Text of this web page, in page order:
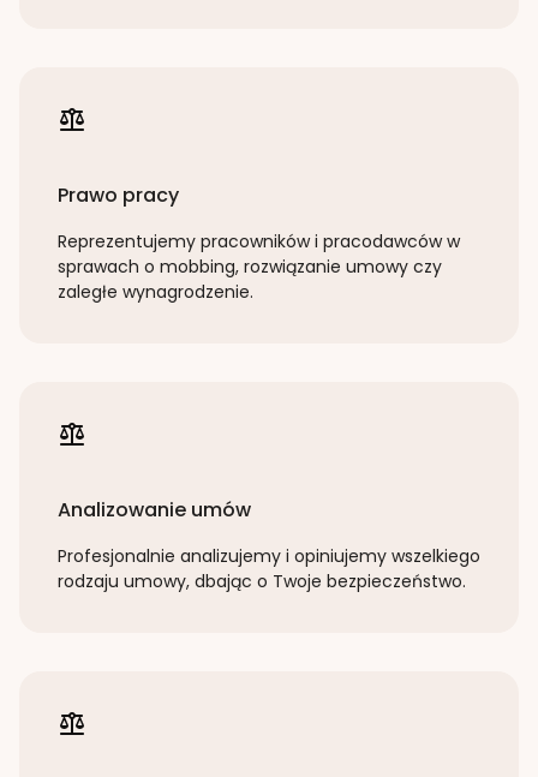
Prawo pracy
Reprezentujemy pracowników i pracodawców w
sprawach o mobbing, rozwiązanie umowy czy
zaległe wynagrodzenie.
Analizowanie umów
Profesjonalnie analizujemy i opiniujemy wszelkiego
rodzaju umowy, dbając o Twoje bezpieczeństwo.